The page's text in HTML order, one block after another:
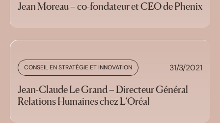
Jean Moreau – co-fondateur et CEO de Phenix
CONSEIL EN STRATÉGIE ET INNOVATION 31/3/2021
Jean-Claude Le Grand – Directeur Général
Relations Humaines chez L’Oréal